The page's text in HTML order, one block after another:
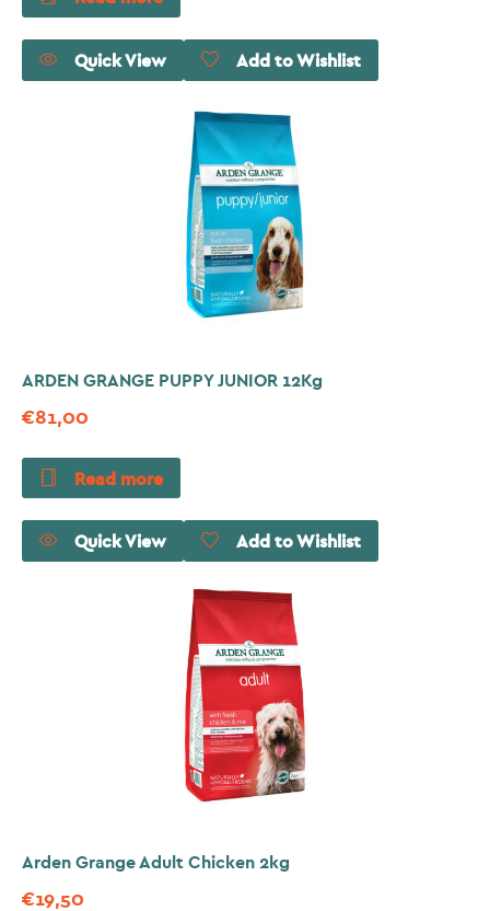
Quick View Add to Wishlist
ARDEN GRANGE PUPPY JUNIOR 12Kg
€81,00
Read more
Quick View Add to Wishlist
Arden Grange Adult Chicken 2kg
€19,50